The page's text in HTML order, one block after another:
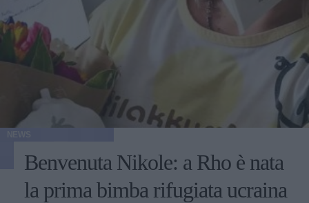
Benvenuta Nikole: a Rho è nata
la prima bimba rifugiata ucraina